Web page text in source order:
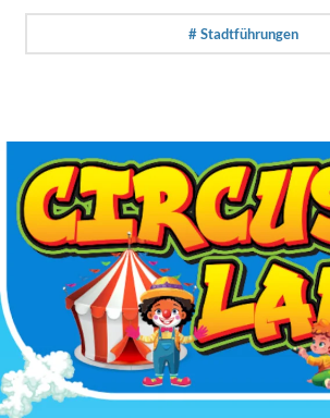
# Stadtführungen